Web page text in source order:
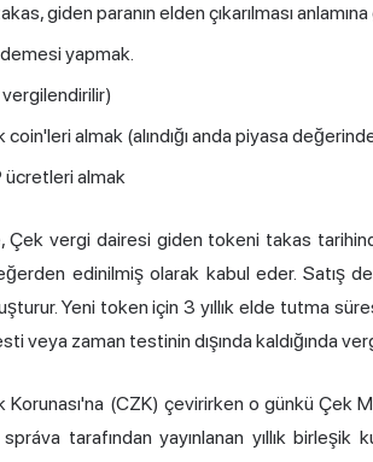
giden paranın elden çıkarılması
yapmak.
vergilendirilir)
almak (alındığı anda piyasa
ücretleri almak
vergi dairesi giden tokeni takas
edinilmiş olarak kabul eder. Satış
Yeni token için 3 yıllık elde tutma
veya zaman testinin dışında kaldığında
(CZK) çevirirken o günkü Çek
tarafından yayınlanan yıllık birleşik